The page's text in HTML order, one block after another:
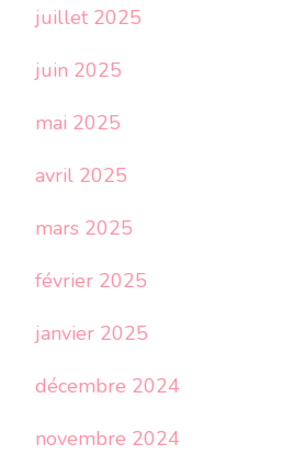
juillet 2025
juin 2025
mai 2025
avril 2025
mars 2025
février 2025
janvier 2025
décembre 2024
novembre 2024